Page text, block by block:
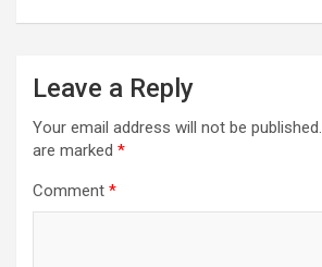
Leave a Reply
Your email address will not be published.
are marked *
Comment *